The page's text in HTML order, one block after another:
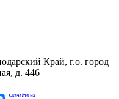
Край, г.о. город
д. 446